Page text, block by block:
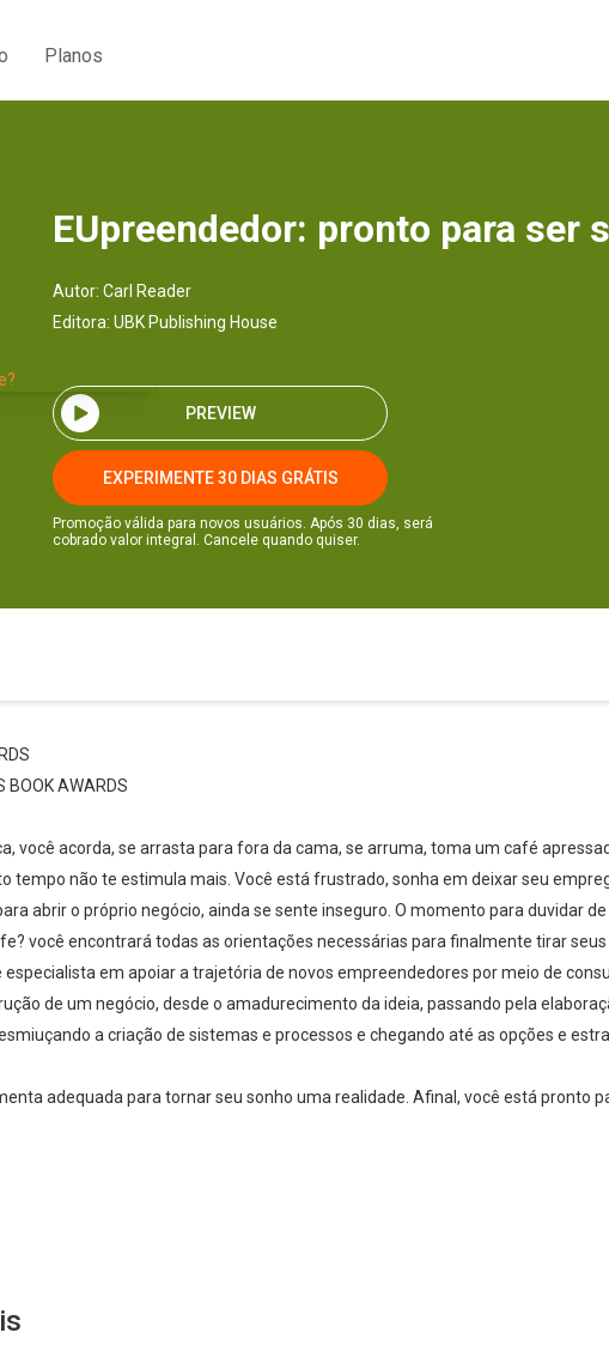
Planos
EUpreendedor: pronto para ser
Autor: Carl Reader
Editora: UBK Publishing House
PREVIEW
EXPERIMENTE 30 DIAS GRÁTIS
Promoção válida para novos usuários. Após 30 dias, será
cobrado valor integral. Cancele quando quiser.
BOOK AWARDS
você acorda, se arrasta para fora da cama, se arruma, toma um café
tempo não te estimula mais. Você está frustrado, sonha em deixar seu
abrir o próprio negócio, ainda se sente inseguro. O momento para duvidar
você encontrará todas as orientações necessárias para finalmente tirar seus
especialista em apoiar a trajetória de novos empreendedores por meio de
de um negócio, desde o amadurecimento da ideia, passando pela
a criação de sistemas e processos e chegando até as opções e
adequada para tornar seu sonho uma realidade. Afinal, você está pronto